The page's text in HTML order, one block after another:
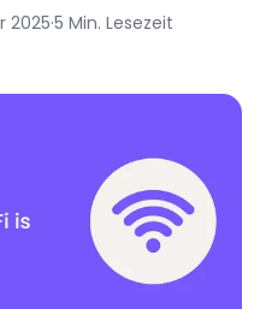
2025·5 Min. Lesezeit